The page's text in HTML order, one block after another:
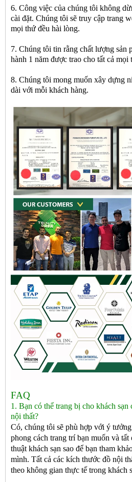
6. Công việc của chúng tôi không
cài đặt. Chúng tôi sẽ truy cập trang
mọi thứ đều hài lòng.
7. Chúng tôi tin rằng chất lượng sản
hành 1 năm được trao cho tất cả mọi
8. Chúng tôi mong muốn xây dựng
dài với mỗi khách hàng.
FAQ
1. Bạn có thể trang bị cho khách
nội thất?
Có, chúng tôi sẽ phù hợp với ý
phong cách trang trí bạn muốn và
thuật khách sạn sao để bạn tham
mình. Tất cả các kích thước đồ nội
theo không gian thực tế trong khách